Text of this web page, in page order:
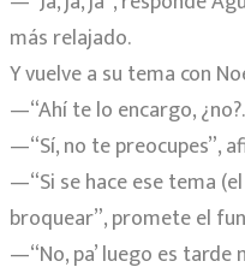
más relajado.
Y vuelve a su tema con
—“Ahí te lo encargo, ¿no?.
—“Sí, no te preocupes”,
—“Si se hace ese tema
broquear”, promete el
—“No, pa’ luego es tarde